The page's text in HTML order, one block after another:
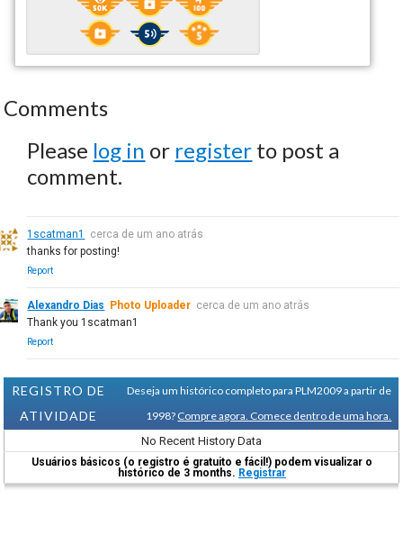
Comments
Please log in or register to post a
comment.
1scatman1
cerca de um ano atrás
thanks for posting!
Report
Alexandro Dias Photo Uploader cerca de um ano atrás
Thank you 1scatman1
Report
REGISTRO DE
ATIVIDADE
Deseja um histórico completo para PLM2009 a partir de
1998? Compre agora. Comece dentro de uma hora.
No Recent History Data
Usuários básicos (o registro é gratuito e fácil!) podem visualizar o
histórico de 3 months. Registrar